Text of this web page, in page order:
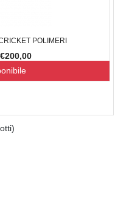
POLIMERI
€200,00